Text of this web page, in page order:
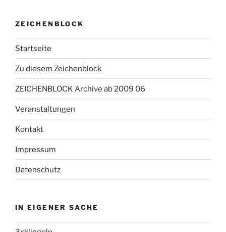
ZEICHENBLOCK
Startseite
Zu diesem Zeichenblock
ZEICHENBLOCK Archive ab 2009 06
Veranstaltungen
Kontakt
Impressum
Datenschutz
IN EIGENER SACHE